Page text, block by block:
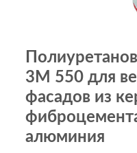
3М 550 для
фасадов из
алюминия